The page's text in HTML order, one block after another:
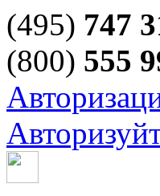
(495) 747
(800) 555